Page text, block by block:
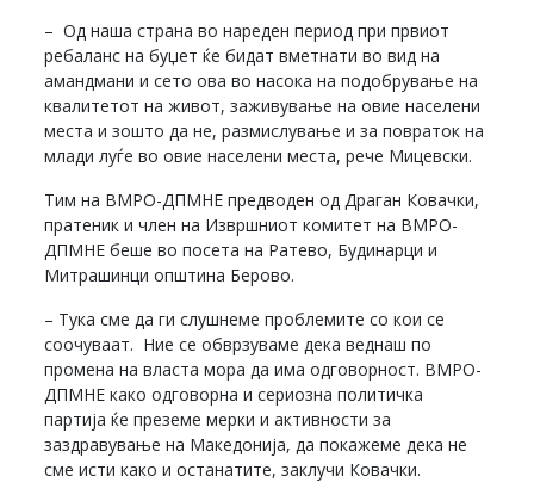
– Од наша страна во нареден период при првиот
ребаланс на буџет ќе бидат вметнати во вид на
амандмани и сето ова во насока на подобрување на
квалитетот на живот, заживување на овие населени
места и зошто да не, размислување и за повраток на
млади луѓе во овие населени места, рече Мицевски.
Тим на ВМРО-ДПМНЕ предводен од Драган Ковачки,
пратеник и член на Извршниот комитет на ВМРО-
ДПМНЕ беше во посета на Ратево, Будинарци и
Митрашинци општина Берово.
– Тука сме да ги слушнеме проблемите со кои се
соочуваат. Ние се обврзуваме дека веднаш по
промена на власта мора да има одговорност. ВМРО-
ДПМНЕ како одговорна и сериозна политичка
партија ќе преземе мерки и активности за
заздравување на Македонија, да покажеме дека не
сме исти како и останатите, заклучи Ковачки.